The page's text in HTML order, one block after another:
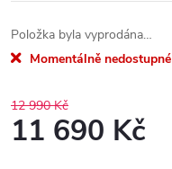
Položka byla vyprodána…
Momentálně nedostupné
12 990 Kč
11 690 Kč